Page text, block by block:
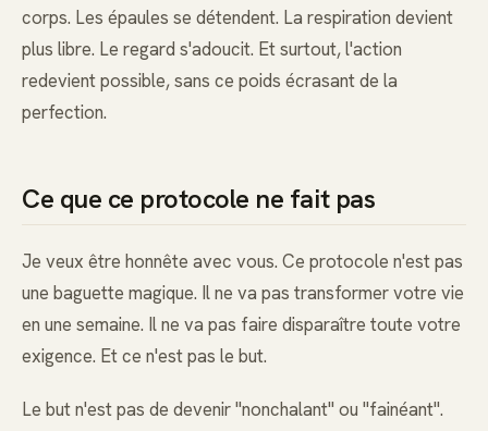
corps. Les épaules se détendent. La respiration devient
plus libre. Le regard s'adoucit. Et surtout, l'action
redevient possible, sans ce poids écrasant de la
perfection.
Ce que ce protocole ne fait pas
Je veux être honnête avec vous. Ce protocole n'est pas
une baguette magique. Il ne va pas transformer votre vie
en une semaine. Il ne va pas faire disparaître toute votre
exigence. Et ce n'est pas le but.
Le but n'est pas de devenir "nonchalant" ou "fainéant".